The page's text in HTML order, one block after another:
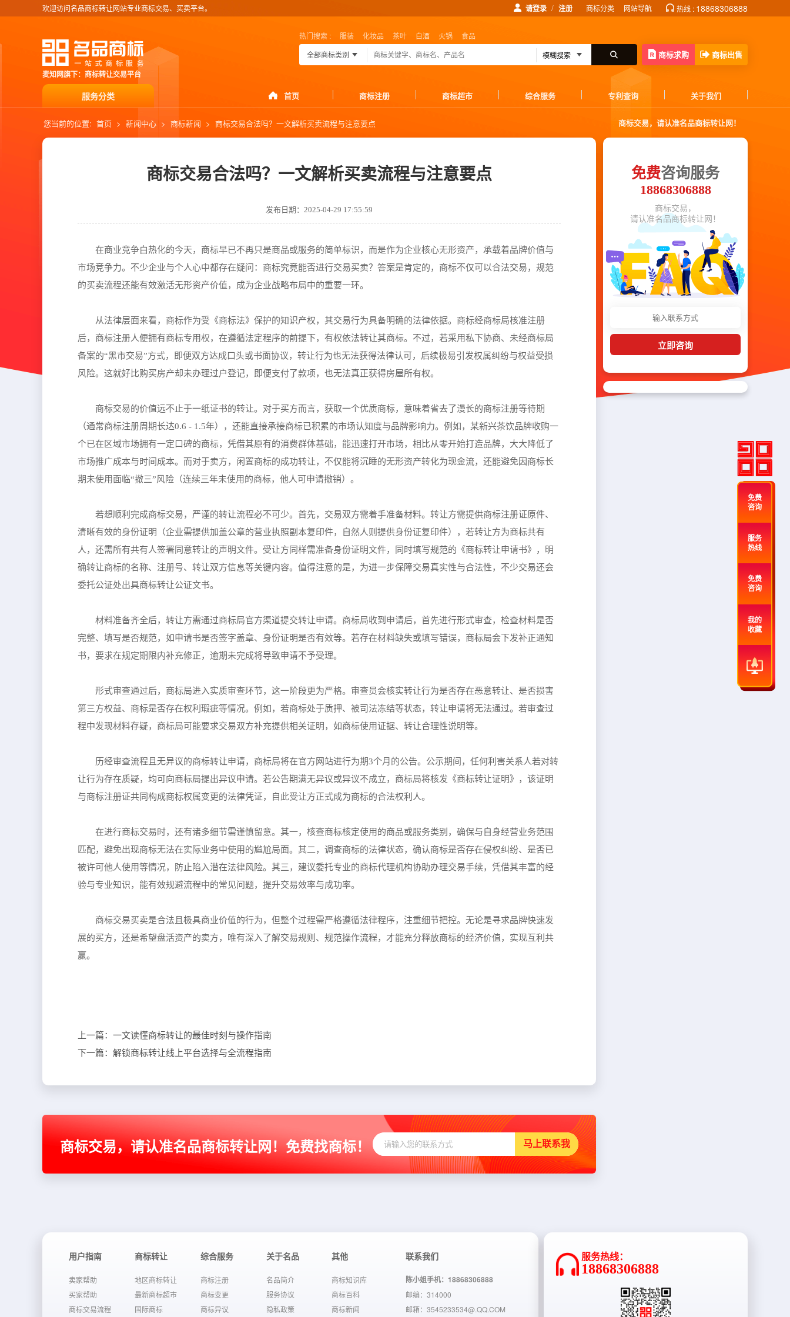
欢迎访问名品商标转让网站专业商标交易、买卖平台。 请登录 / 注册 商标分类 网站导航 热线 : 18868306888
麦知网旗下：商标转让交易平台
热门搜索 : 服装 化妆品 茶叶 白酒 火锅
食品
全部商标类别
商标求购 商标出售
服务分类 首页 商标注册 商标超市 综合服务 专利查询 关于我们
您当前的位置: 首页 > 新闻中心 > 商标新闻 > 商标交易合法吗？一文解析买卖流程与注意要点 商标交易，请认准名品商标转让网！
商标交易合法吗？一文解析买卖流程与注意要点
发布日期：2025-04-29 17:55:59
在商业竞争白热化的今天，商标早已不再只是商品或服务的简单标识，而是作为企业核心无形资产，承载着品牌价值与
市场竞争力。不少企业与个人心中都存在疑问：商标究竟能否进行交易买卖？答案是肯定的，商标不仅可以合法交易，规范
的买卖流程还能有效激活无形资产价值，成为企业战略布局中的重要一环。
从法律层面来看，商标作为受《商标法》保护的知识产权，其交易行为具备明确的法律依据。商标经商标局核准注册
后，商标注册人便拥有商标专用权，在遵循法定程序的前提下，有权依法转让其商标。不过，若采用私下协商、未经商标局
备案的“黑市交易”方式，即便双方达成口头或书面协议，转让行为也无法获得法律认可，后续极易引发权属纠纷与权益受损
风险。这就好比购买房产却未办理过户登记，即便支付了款项，也无法真正获得房屋所有权。
商标交易的价值远不止于一纸证书的转让。对于买方而言，获取一个优质商标，意味着省去了漫长的商标注册等待期
（通常商标注册周期长达0.6 - 1.5年），还能直接承接商标已积累的市场认知度与品牌影响力。例如，某新兴茶饮品牌收购一
个已在区域市场拥有一定口碑的商标，凭借其原有的消费群体基础，能迅速打开市场，相比从零开始打造品牌，大大降低了
市场推广成本与时间成本。而对于卖方，闲置商标的成功转让，不仅能将沉睡的无形资产转化为现金流，还能避免因商标长
期未使用面临“撤三”风险（连续三年未使用的商标，他人可申请撤销）。
若想顺利完成商标交易，严谨的转让流程必不可少。首先，交易双方需着手准备材料。转让方需提供商标注册证原件、
清晰有效的身份证明（企业需提供加盖公章的营业执照副本复印件，自然人则提供身份证复印件），若转让方为商标共有
人，还需所有共有人签署同意转让的声明文件。受让方同样需准备身份证明文件，同时填写规范的《商标转让申请书》，明
确转让商标的名称、注册号、转让双方信息等关键内容。值得注意的是，为进一步保障交易真实性与合法性，不少交易还会
委托公证处出具商标转让公证文书。
材料准备齐全后，转让方需通过商标局官方渠道提交转让申请。商标局收到申请后，首先进行形式审查，检查材料是否
完整、填写是否规范，如申请书是否签字盖章、身份证明是否有效等。若存在材料缺失或填写错误，商标局会下发补正通知
书，要求在规定期限内补充修正，逾期未完成将导致申请不予受理。
形式审查通过后，商标局进入实质审查环节，这一阶段更为严格。审查员会核实转让行为是否存在恶意转让、是否损害
第三方权益、商标是否存在权利瑕疵等情况。例如，若商标处于质押、被司法冻结等状态，转让申请将无法通过。若审查过
程中发现材料存疑，商标局可能要求交易双方补充提供相关证明，如商标使用证据、转让合理性说明等。
历经审查流程且无异议的商标转让申请，商标局将在官方网站进行为期3个月的公告。公示期间，任何利害关系人若对转
让行为存在质疑，均可向商标局提出异议申请。若公告期满无异议或异议不成立，商标局将核发《商标转让证明》，该证明
与商标注册证共同构成商标权属变更的法律凭证，自此受让方正式成为商标的合法权利人。
在进行商标交易时，还有诸多细节需谨慎留意。其一，核查商标核定使用的商品或服务类别，确保与自身经营业务范围
匹配，避免出现商标无法在实际业务中使用的尴尬局面。其二，调查商标的法律状态，确认商标是否存在侵权纠纷、是否已
被许可他人使用等情况，防止陷入潜在法律风险。其三，建议委托专业的商标代理机构协助办理交易手续，凭借其丰富的经
验与专业知识，能有效规避流程中的常见问题，提升交易效率与成功率。
商标交易买卖是合法且极具商业价值的行为，但整个过程需严格遵循法律程序，注重细节把控。无论是寻求品牌快速发
展的买方，还是希望盘活资产的卖方，唯有深入了解交易规则、规范操作流程，才能充分释放商标的经济价值，实现互利共
赢。
上一篇： 一文读懂商标转让的最佳时刻与操作指南
下一篇： 解锁商标转让线上平台选择与全流程指南
商标交易，请认准名品商标转让网！免费找商标！ 马上联系我
免费咨询服务
18868306888
商标交易，
请认准名品商标转让网！
立即咨询
用户指南
卖家帮助
买家帮助
商标交易流程
商标转让
地区商标转让
最新商标超市
国际商标
综合服务
商标注册
商标变更
商标异议
关于名品
名品简介
服务协议
隐私政策
其他
商标知识库
商标百科
商标新闻
联系我们
陈小姐手机：18868306888
邮编：314000
邮箱：3545233534@.QQ.COM
服务热线：
18868306888
免费
咨询
服务
热线
免费
咨询
我的
收藏